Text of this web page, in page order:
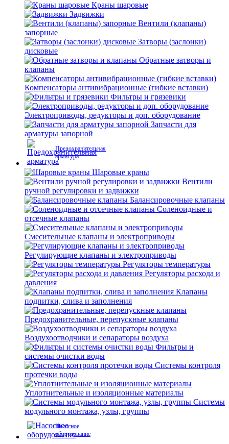
Краны шаровые
Задвижки
Вентили (клапаны)
запорные
Затворы (заслонки)
дисковые
Обратные затворы и
клапаны
Компенсаторы антивибрационные (гибкие вставки)
Фильтры и грязевики
Электроприводы, редукторы и доп. оборудование
Запчасти для
арматуры запорной
Предохранительная
арматура
Шаровые краны
Вентили
ручной регулировки и задвижки
Балансировочные клапаны
Соленоидные и
отсечные клапаны
Смесительные клапаны и электроприводы
Регулирующие клапаны и электроприводы
Регуляторы температуры
Регуляторы расхода и
давления
Клапаны
подпитки, слива и заполнения
Предохранительные, перепускные клапаны
Воздухоотводчики и сепараторы воздуха
Фильтры и
системы очистки воды
Системы контроля
протечки воды
Уплотнительные и изоляционные материалы
Системы
модульного монтажа, узлы, группы
Насосное
оборудование